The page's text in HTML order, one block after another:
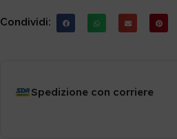
Condividi:
Spedizione con corriere